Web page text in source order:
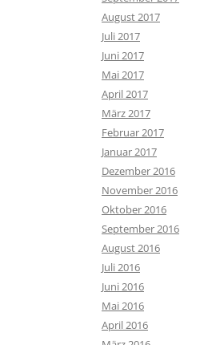
August 2017
Juli 2017
Juni 2017
Mai 2017
April 2017
März 2017
Februar 2017
Januar 2017
Dezember 2016
November 2016
Oktober 2016
September 2016
August 2016
Juli 2016
Juni 2016
Mai 2016
April 2016